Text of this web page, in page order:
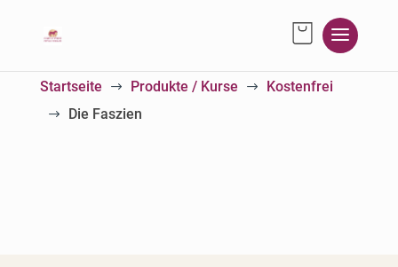
Startseite $ Produkte / Kurse $ Kostenfrei
$ Die Faszien